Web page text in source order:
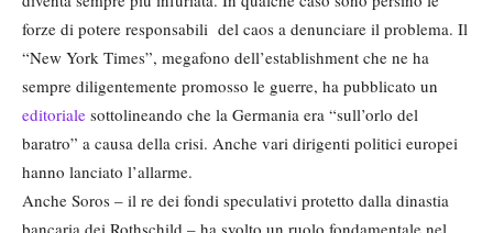
forze di potere responsabili del caos a denunciare il problema. Il
“New York Times”, megafono dell’establishment che ne ha
sempre diligentemente promosso le guerre, ha pubblicato un
editoriale sottolineando che la Germania era “sull’orlo del
baratro” a causa della crisi. Anche vari dirigenti politici europei
hanno lanciato l’allarme.
Anche Soros – il re dei fondi speculativi protetto dalla dinastia
bancaria dei Rothschild – ha svolto un ruolo fondamentale nel